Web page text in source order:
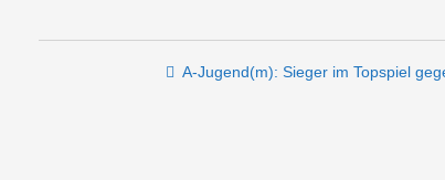
Post navigation
A-Jugend(m): Sieger im Topspiel